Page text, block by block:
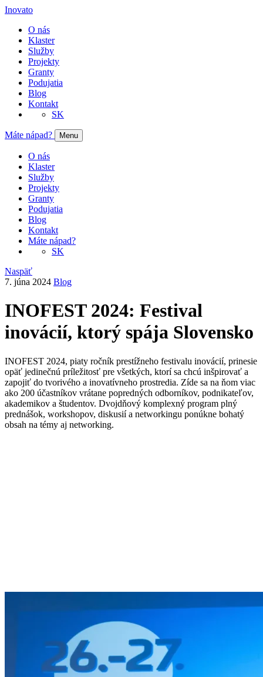
Inovato
O nás
Klaster
Služby
Projekty
Granty
Podujatia
Blog
Kontakt
SK
Máte nápad? Menu
O nás
Klaster
Služby
Projekty
Granty
Podujatia
Blog
Kontakt
Máte nápad?
SK
Naspäť
7. júna 2024 Blog
INOFEST 2024: Festival
inovácií, ktorý spája Slovensko
INOFEST 2024, piaty ročník prestížneho festivalu inovácií, prinesie
opäť jedinečnú príležitosť pre všetkých, ktorí sa chcú inšpirovať a
zapojiť do tvorivého a inovatívneho prostredia. Zíde sa na ňom viac
ako 200 účastníkov vrátane popredných odborníkov, podnikateľov,
akademikov a študentov. Dvojdňový komplexný program plný
prednášok, workshopov, diskusií a networkingu ponúkne bohatý
obsah na témy aj networking.